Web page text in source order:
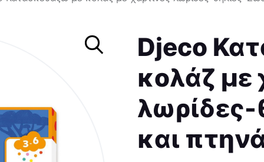
Djeco
κολάζ με
λωρίδες-
και